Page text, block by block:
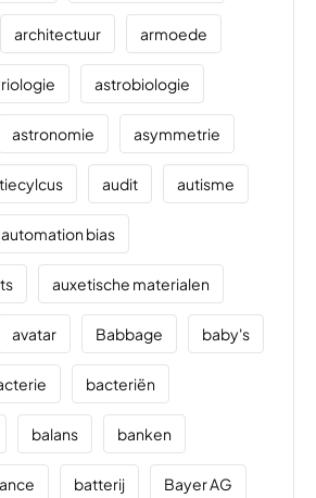
architectuur armoede
astrobiologie
astronomie asymmetrie
audit autisme
automation bias
auxetische materialen
avatar Babbage baby's
bacteriën
balans banken
batterij Bayer AG